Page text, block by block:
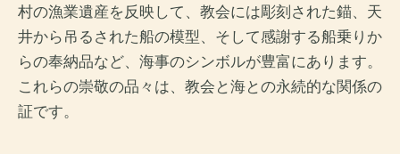
村の漁業遺産を反映して、教会には彫刻された錨、天
井から吊るされた船の模型、そして感謝する船乗りか
らの奉納品など、海事のシンボルが豊富にあります。
これらの崇敬の品々は、教会と海との永続的な関係の
証です。